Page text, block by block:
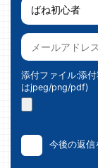
添付ファイル:添
はjpeg/png/pdf)
今後の返信